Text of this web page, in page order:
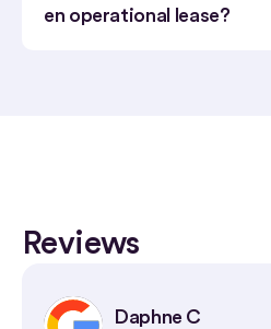
en operational lease?
Reviews
Daphne C